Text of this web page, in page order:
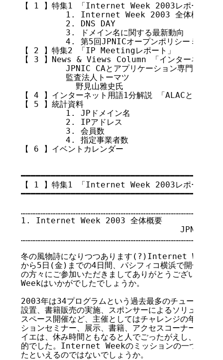
【 1 】特集1 「Internet Week 2003レポート」
         1. Internet Week 2003 全体概要
         2. DNS DAY
         3. ドメイン名に関する最新動向
4. 第5回JPNICオープンポリシーミーティ
【 2 】特集2 「IP Meetingレポート」
【 3 】News & Views Column 「インターネットと
JPNIC CAとアプリケーション専門家チー
         監査法人トーマツ
           野見山雅史氏
【 4 】インターネット用語1分解説 「ALACとは」
【 5 】統計資料
         1. JPドメイン名
         2. IPアドレス
         3. 会員数
         4. 指定事業者数
【 6 】イベントカレンダー
━━━━━━━━━━━━━━━━━━━━━━━━━━━━━━━━━━━
【 1 】特集1 「Internet Week 2003レポート」
━━━━━━━━━━━━━━━━━━━━━━━━━━━━━━━━━━━
……………………………………………………………………………………………
1. Internet Week 2003 全体概要
JPNIC イン
……………………………………………………………………………………………
冬の風物詩になりつつあります(?)Internet Week、
から5日(金)までの4日間、パシフィコ横浜で開催しま
の方々にご参加いただきましてありがとうございま
Weekはいかがでしたでしょうか。
2003年は34プログラムという過去最多のチュートリア
設置、書籍販売の実施、スポンサーによるソリューシ
スペース開催など、主催としてはチャレンジの年でも
ションセミナー、展示、書籍、アクセスコーナーを設
イエは、休み時間ともなると人でごったがえし、非常
的でした。Internet Weekのミッションの一つである
たといえるのではないでしょうか。